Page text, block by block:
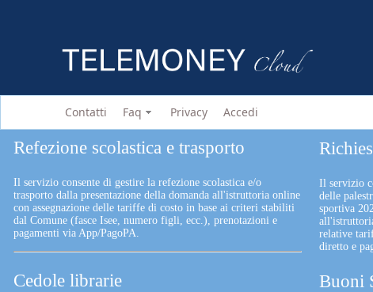
Contatti Faq Privacy Accedi
Refezione scolastica e trasporto
Il servizio consente di gestire la refezione scolastica e/o
trasporto dalla presentazione della domanda all'istruttoria online
con assegnazione delle tariffe di costo in base ai criteri stabiliti
dal Comune (fasce Isee, numero figli, ecc.), prenotazioni e
pagamenti via App/PagoPA.
Cedole librarie
Il servizio
delle
sportiva
relative
diretto e
Buoni